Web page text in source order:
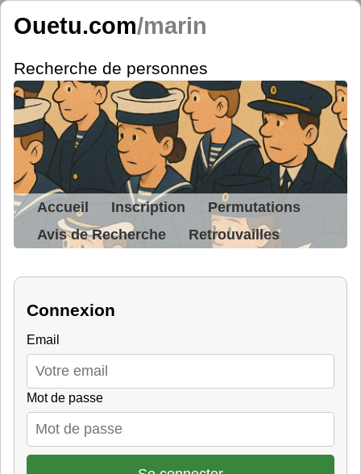
Ouetu.com/marin
Recherche de personnes
Accueil Inscription
Permutations
Avis de Recherche
Retrouvailles
Connexion
Email
Mot de passe